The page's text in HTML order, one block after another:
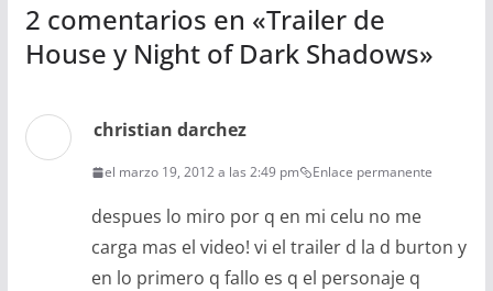
2 comentarios en «Trailer de
House y Night of Dark Shadows»
christian darchez
el marzo 19, 2012 a las 2:49 pm Enlace permanente
despues lo miro por q en mi celu no me
carga mas el video! vi el trailer d la d burton y
en lo primero q fallo es q el personaje q